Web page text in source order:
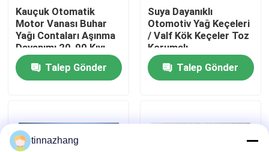
Fabrika turu
Kalite kontrol
Bizimle iletişime geçin
Bir teklif isteği
Kauçuk Otomatik
Motor Vanası Buhar
Yağı Contaları Aşınma
Dayanımı 20-90 Kıyı
Sertliği
Talep Gönder
Suya Dayanıklı
Otomotiv Yağ Keçeleri
/ Valf Kök Keçeler Toz
Korumalı
Talep Gönder
tinnazhang